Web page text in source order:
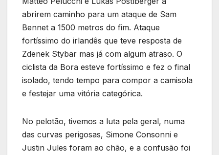
abrirem caminho para um ataque de Sam
Bennet a 1500 metros do fim. Ataque
fortíssimo do irlandês que teve resposta de
Zdenek Stybar mas já com algum atraso. O
ciclista da Bora esteve fortíssimo e fez o final
isolado, tendo tempo para compor a camisola
e festejar uma vitória categórica.
No pelotão, tivemos a luta pela geral, numa
das curvas perigosas, Simone Consonni e
Justin Jules foram ao chão, e a confusão foi